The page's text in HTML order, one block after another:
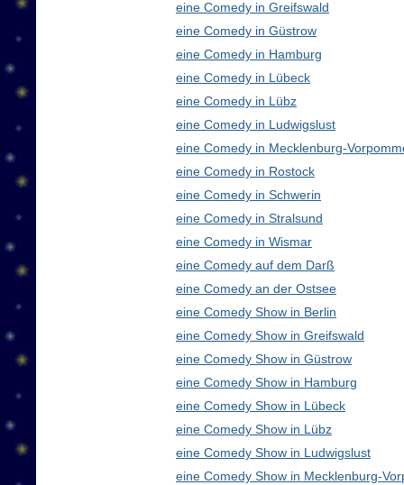
eine Comedy in Greifswald
eine Comedy in Güstrow
eine Comedy in Hamburg
eine Comedy in Lübeck
eine Comedy in Lübz
eine Comedy in Ludwigslust
eine Comedy in Mecklenburg-
eine Comedy in Rostock
eine Comedy in Schwerin
eine Comedy in Stralsund
eine Comedy in Wismar
eine Comedy auf dem Darß
eine Comedy an der Ostsee
eine Comedy Show in Berlin
eine Comedy Show in Greifswald
eine Comedy Show in Güstrow
eine Comedy Show in Hamburg
eine Comedy Show in Lübeck
eine Comedy Show in Lübz
eine Comedy Show in Ludwigslust
eine Comedy Show in Mecklenburg-